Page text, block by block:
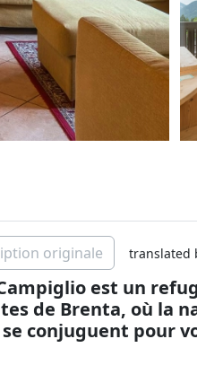
originale translated
est un
de Brenta, où la
conjuguent pour